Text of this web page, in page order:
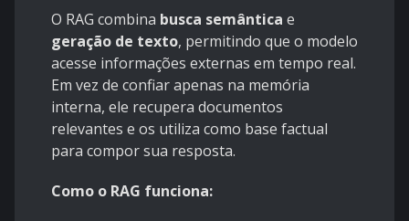
O RAG combina busca semântica e
geração de texto, permitindo que o modelo
acesse informações externas em tempo real.
Em vez de confiar apenas na memória
interna, ele recupera documentos
relevantes e os utiliza como base factual
para compor sua resposta.
Como o RAG funciona: